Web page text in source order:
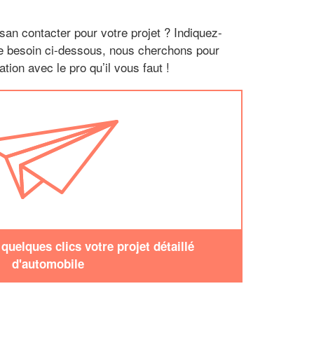
contacter pour votre projet ? Indiquez-
besoin ci-dessous, nous cherchons pour
avec le pro qu’il vous faut !
clics votre projet détaillé
d'automobile